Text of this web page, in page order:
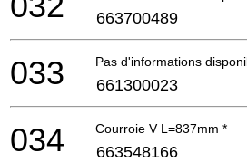
663700489
Pas d'informations
033 661300023
Courroie V L=837mm *
034 663548166